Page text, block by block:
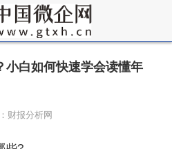
小白如何快速学会读懂年
财报分析网